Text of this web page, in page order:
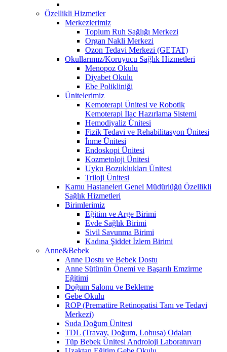
Özellikli Hizmetler
Merkezlerimiz
Toplum Ruh Sağlığı Merkezi
Organ Nakli Merkezi
Ozon Tedavi Merkezi (GETAT)
Okullarımız/Koruyucu Sağlık Hizmetleri
Menopoz Okulu
Diyabet Okulu
Ebe Polikliniği
Ünitelerimiz
Kemoterapi Ünitesi ve Robotik
Kemoterapi İlaç Hazırlama Sistemi
Hemodiyaliz Ünitesi
Fizik Tedavi ve Rehabilitasyon Ünitesi
İnme Ünitesi
Endoskopi Ünitesi
Kozmetoloji Ünitesi
Uyku Bozuklukları Ünitesi
Triloji Ünitesi
Kamu Hastaneleri Genel Müdürlüğü Özellikli
Sağlık Hizmetleri
Birimlerimiz
Eğitim ve Arge Birimi
Evde Sağlık Birimi
Sivil Savunma Birimi
Kadına Şiddet İzlem Birimi
Anne&Bebek
Anne Dostu ve Bebek Dostu
Anne Sütünün Önemi ve Başarılı Emzirme
Eğitimi
Doğum Salonu ve Bekleme
Gebe Okulu
ROP (Prematüre Retinopatisi Tanı ve Tedavi
Merkezi)
Suda Doğum Ünitesi
TDL (Travay, Doğum, Lohusa) Odaları
Tüp Bebek Ünitesi Androloji Laboratuvarı